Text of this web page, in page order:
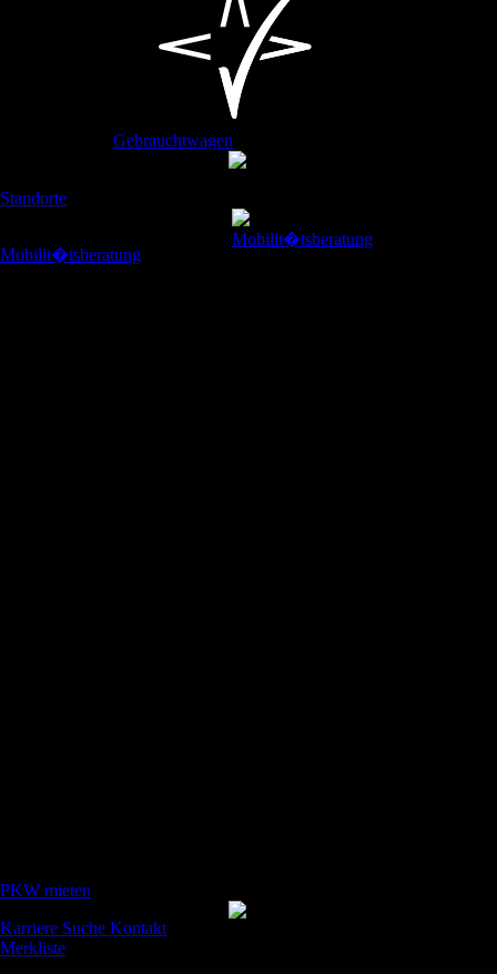
Gebrauchtwagen
Standorte
Mobilit�tsberatung
PKW mieten
Karriere Suche Kontakt
Merkliste